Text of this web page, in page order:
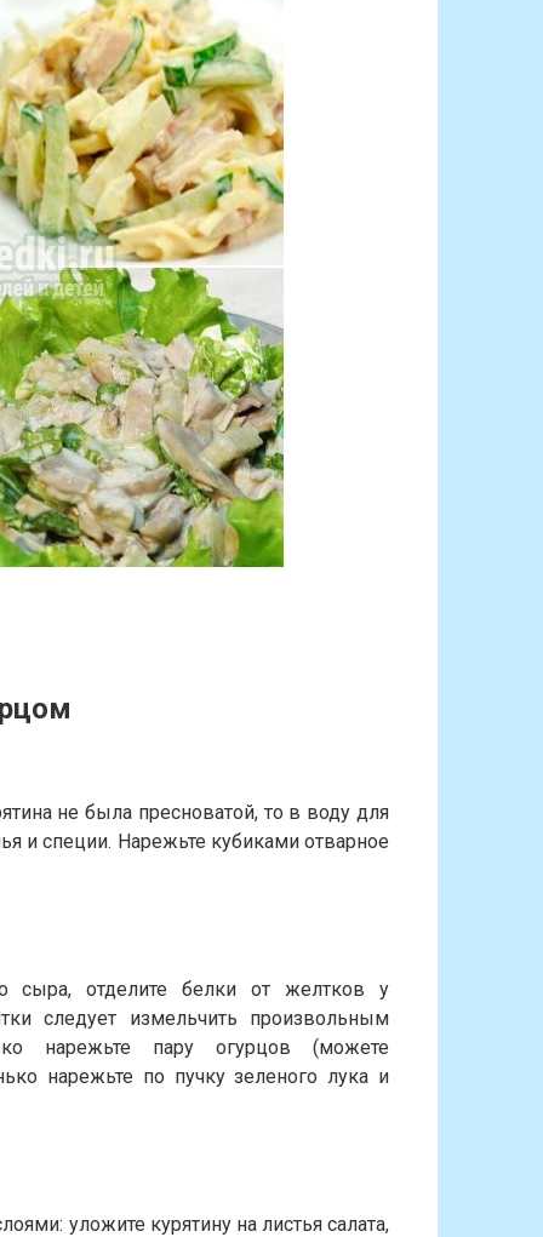
не была пресноватой, то в воду для
и специи. Нарежьте кубиками отварное
сыра, отделите белки от желтков у
следует измельчить произвольным
нарежьте пару огурцов (можете
нарежьте по пучку зеленого лука и
уложите курятину на листья салата,